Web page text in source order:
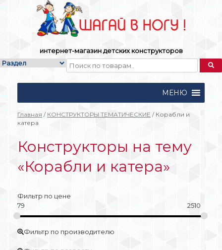
интернет-магазин детских конструкторов
МЕНЮ
Главная / КОНСТРУКТОРЫ ТЕМАТИЧЕСКИЕ / Корабли и
катера
Конструкторы на тему
«Корабли и катера»
Фильтр по цене
79
2510
Фильтр по производителю